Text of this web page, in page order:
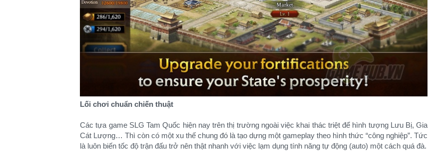
Lối chơi chuẩn chiến thuật
Các tựa game SLG Tam Quốc hiện nay trên thị trường ngoài việc khai thác triệt để hình tượng Lưu Bị, Gia
Cát Lượng… Thì còn có một xu thế chung đó là tạo dựng một gameplay theo hình thức “công nghiệp”. Tức
là luôn biến tốc độ trận đấu trở nên thật nhanh với việc lạm dụng tính năng tự động (auto) một cách quá đà.